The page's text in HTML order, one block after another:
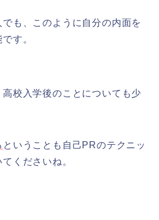
も、このように自分の内面を
す。
校入学後のことについても少
ということも自己PRのテクニッ
くださいね。